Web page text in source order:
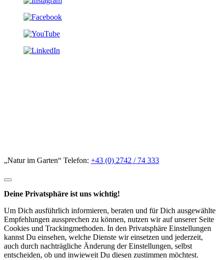
„Natur im Garten“ Telefon: +43 (0) 2742 / 74 333
Deine Privatsphäre ist uns wichtig!
Um Dich ausführlich informieren, beraten und für Dich ausgewählte
Empfehlungen aussprechen zu können, nutzen wir auf unserer Seite
Cookies und Trackingmethoden. In den Privatsphäre Einstellungen
kannst Du einsehen, welche Dienste wir einsetzen und jederzeit,
auch durch nachträgliche Änderung der Einstellungen, selbst
entscheiden, ob und inwieweit Du diesen zustimmen möchtest.